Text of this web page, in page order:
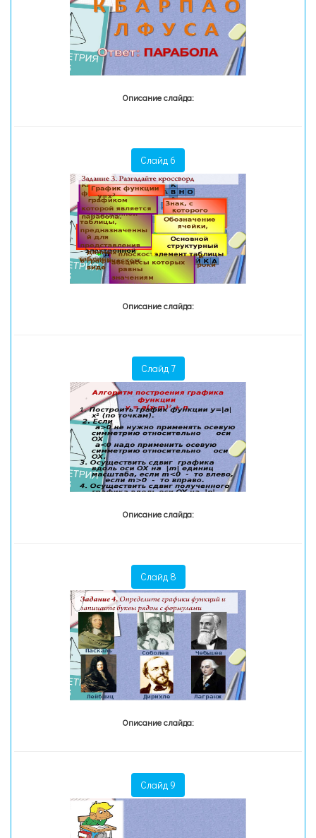
Описание слайда:
Слайд 6
Описание слайда:
Слайд 7
Описание слайда:
Слайд 8
Описание слайда:
Слайд 9